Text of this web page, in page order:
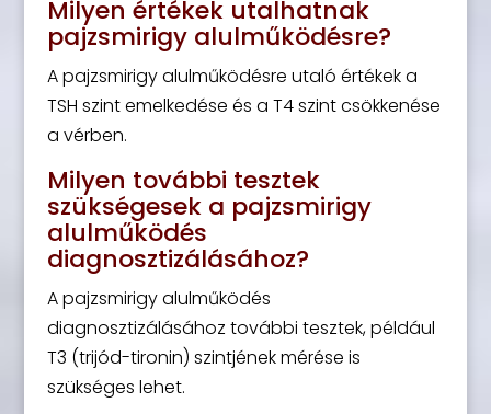
Milyen értékek utalhatnak
pajzsmirigy alulműködésre?
A pajzsmirigy alulműködésre utaló értékek a
TSH szint emelkedése és a T4 szint csökkenése
a vérben.
Milyen további tesztek
szükségesek a pajzsmirigy
alulműködés
diagnosztizálásához?
A pajzsmirigy alulműködés
diagnosztizálásához további tesztek, például
T3 (trijód-tironin) szintjének mérése is
szükséges lehet.